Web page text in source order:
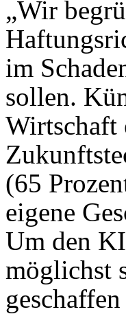
„Wir
im
sollen.
Wirtschaft
(65
eigene
Um den
möglichst